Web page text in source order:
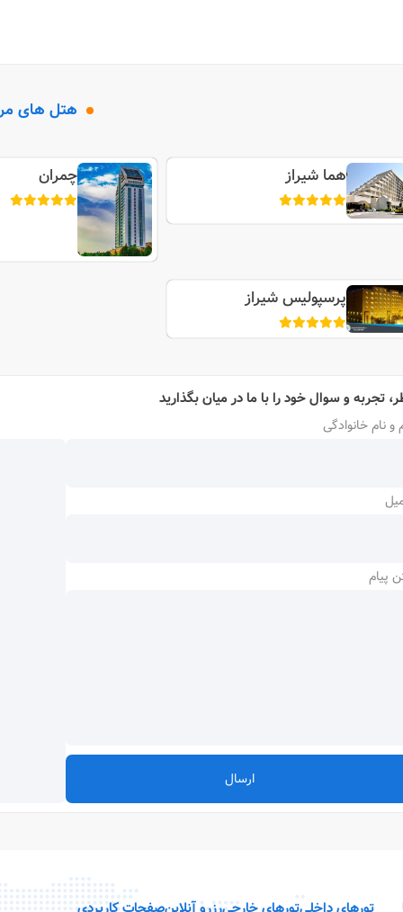
هتل های
هما شیراز چمران
پرسپولیس شیراز
تجربه و سوال خود را با ما در میان بگذارید
و نام خانوادگی
پیام
ارسال